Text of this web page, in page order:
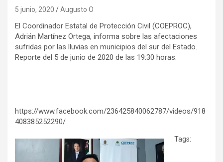
5 junio, 2020 Augusto O
El Coordinador Estatal de Protección Civil (COEPROC),
Adrián Martínez Ortega, informa sobre las afectaciones
sufridas por las lluvias en municipios del sur del Estado.
Reporte del 5 de junio de 2020 de las 19:30 horas.
https://www.facebook.com/236425840062787/videos/918
408385252290/
Tags: